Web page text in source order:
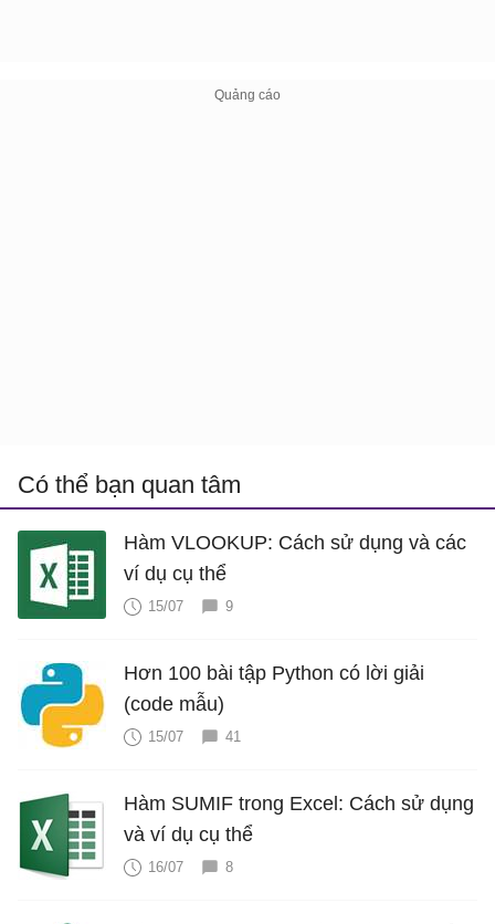
Có thể bạn quan tâm
Hàm VLOOKUP: Cách sử dụng và các
ví dụ cụ thể
15/07 9
Hơn 100 bài tập Python có lời giải
(code mẫu)
15/07 41
Hàm SUMIF trong Excel: Cách sử dụng
và ví dụ cụ thể
16/07 8